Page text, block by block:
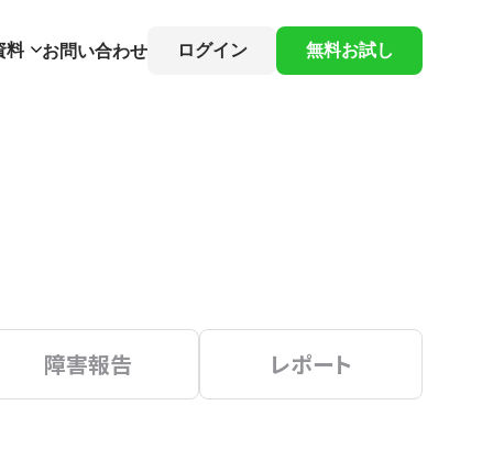
料 お問い合わせ ログイン 無料お試し
障害報告 レポート